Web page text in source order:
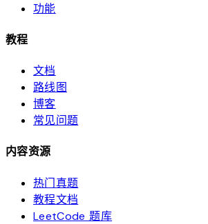
功能
教程
文档
路线图
博客
常见问题
内容资源
热门真题
教程文档
LeetCode 题库